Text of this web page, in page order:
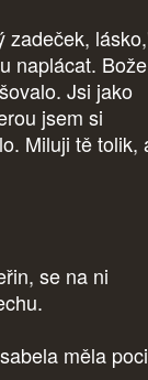
zadeček,
naplácat.
Jsi jako
jsem si
Miluji tě tolik,
se na ni
měla